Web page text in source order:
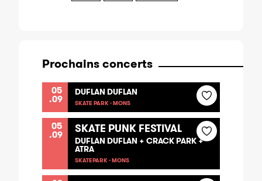
Prochains concerts
05
.09
DUFLAN DUFLAN
SKATE PARK - MONS
05
.09 SKATE PUNK FESTIVAL
DUFLAN DUFLAN + CRACK PARK +
ATRA
SKATEPARK - MONS